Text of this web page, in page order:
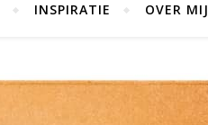
INSPIRATIE OVER MIJ